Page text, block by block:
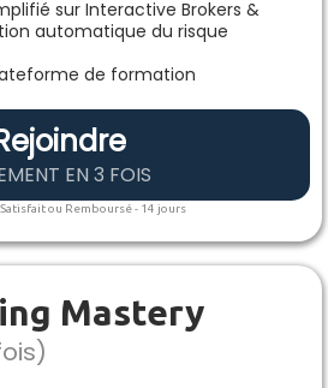
sur Interactive Brokers &
automatique du risque
de formation
EN 3 FOIS
ou Remboursé - 14 jours
Mastery